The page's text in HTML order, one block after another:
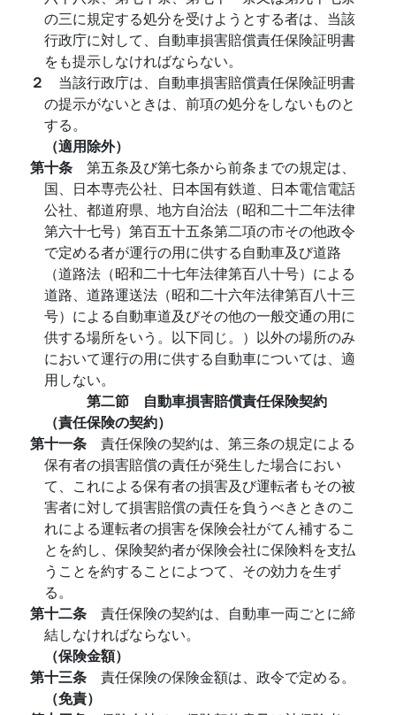
の三に規定する処分を受けようとする者は、当該
行政庁に対して、自動車損害賠償責任保険証明書
をも提示しなければならない。
２ 当該行政庁は、自動車損害賠償責任保険証明書
の提示がないときは、前項の処分をしないものと
する。
（適用除外）
第十条 第五条及び第七条から前条までの規定は、
国、日本専売公社、日本国有鉄道、日本電信電話
公社、都道府県、地方自治法（昭和二十二年法律
第六十七号）第百五十五条第二項の市その他政令
で定める者が運行の用に供する自動車及び道路
（道路法（昭和二十七年法律第百八十号）による
道路、道路運送法（昭和二十六年法律第百八十三
号）による自動車道及びその他の一般交通の用に
供する場所をいう。以下同じ。）以外の場所のみ
において運行の用に供する自動車については、適
用しない。
第二節 自動車損害賠償責任保険契約
（責任保険の契約）
第十一条 責任保険の契約は、第三条の規定による
保有者の損害賠償の責任が発生した場合におい
て、これによる保有者の損害及び運転者もその被
害者に対して損害賠償の責任を負うべきときのこ
れによる運転者の損害を保険会社がてん補するこ
とを約し、保険契約者が保険会社に保険料を支払
うことを約することによつて、その効力を生ず
る。
第十二条 責任保険の契約は、自動車一両ごとに締
結しなければならない。
（保険金額）
第十三条 責任保険の保険金額は、政令で定める。
（免責）